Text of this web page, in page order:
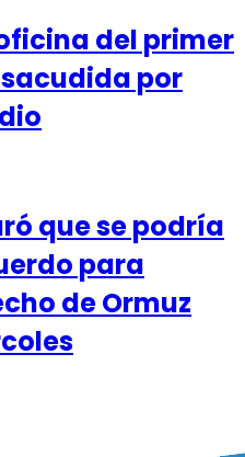
del primer
por
que se podría
para
de Ormuz